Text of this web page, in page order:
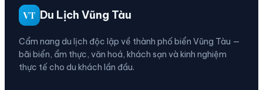
VT Du Lịch Vũng Tàu
Cẩm nang du lịch độc lập về thành phố biển Vũng Tàu —
bãi biển, ẩm thực, văn hoá, khách sạn và kinh nghiệm
thực tế cho du khách lần đầu.